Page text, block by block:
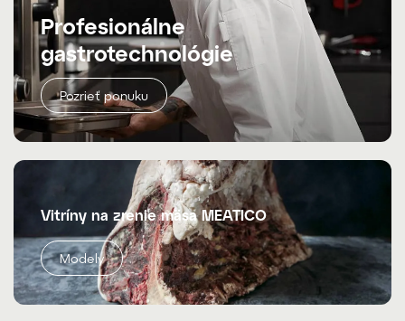
Profesionálne
gastrotechnológie
Pozrieť ponuku
Vitríny na zrenie mäsa MEATICO
Modely